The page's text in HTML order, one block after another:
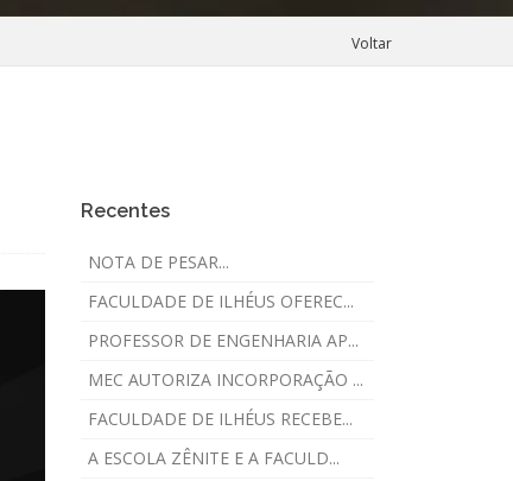
Voltar
Recentes
NOTA DE PESAR...
FACULDADE DE ILHÉUS OFEREC...
PROFESSOR DE ENGENHARIA AP...
MEC AUTORIZA INCORPORAÇÃO ...
FACULDADE DE ILHÉUS RECEBE...
A ESCOLA ZÊNITE E A FACULD...